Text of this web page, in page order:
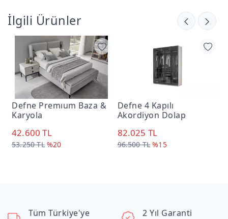
İlgili Ürünler
Defne Premıum Baza &
Karyola
42.600 TL
53.250 TL %20
Defne 4 Kapılı
Akordiyon Dolap
82.025 TL
96.500 TL %15
Tüm Türkiye'ye 2 Yıl Garanti